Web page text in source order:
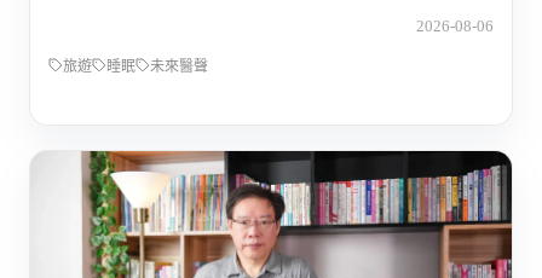
2026-08-06
旅遊 睡眠 未來醫聲